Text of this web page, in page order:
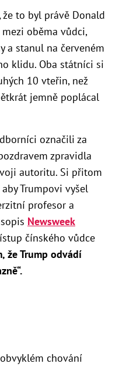
to byl právě Donald
oběma vůdci,
a stanul na červeném
klidu. Oba státníci si
10 vteřin, než
jemně poplácal
označili za
zpravidla
autoritu. Si přitom
Trumpovi vyšel
profesor a
Newsweek
čínského vůdce
že Trump odvádí
chování